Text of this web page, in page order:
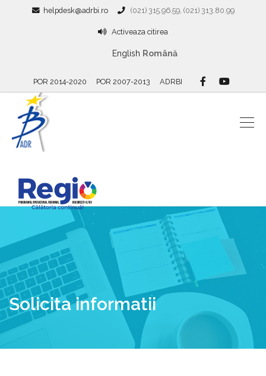
helpdesk@adrbi.ro (021) 315.96.59, (021) 313.80.99
Activeaza citirea
English Română
POR 2014-2020 POR 2007-2013 ADRBI
Solicita informatii